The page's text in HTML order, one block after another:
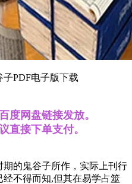
PDF电子版下载
度网盘链接发放。
直接下单支付。
期的鬼谷子所作，实际上刊行
不得而知,但其在易学占筮